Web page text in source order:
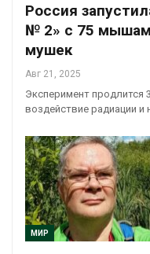
Россия
№ 2» с 75
мушек
Авг 21, 2025
Эксперимент продлится
воздействие радиации
МИР